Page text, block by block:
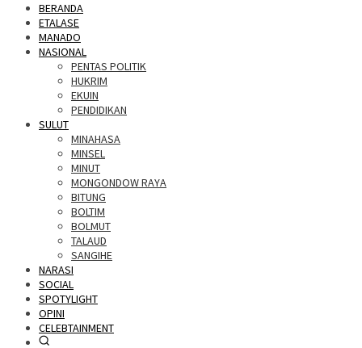
BERANDA
ETALASE
MANADO
NASIONAL
PENTAS POLITIK
HUKRIM
EKUIN
PENDIDIKAN
SULUT
MINAHASA
MINSEL
MINUT
MONGONDOW RAYA
BITUNG
BOLTIM
BOLMUT
TALAUD
SANGIHE
NARASI
SOCIAL
SPOTYLIGHT
OPINI
CELEBTAINMENT